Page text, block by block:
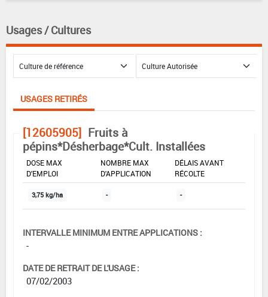
Usages / Cultures
USAGES RETIRÉS
[12605905] Fruits à
pépins*Désherbage*Cult. Installées
DOSE MAX
D'EMPLOI
NOMBRE MAX
D'APPLICATION
DÉLAIS AVANT
RÉCOLTE
3,75 kg/ha - -
INTERVALLE MINIMUM ENTRE APPLICATIONS :
-
DATE DE RETRAIT DE L'USAGE :
07/02/2003